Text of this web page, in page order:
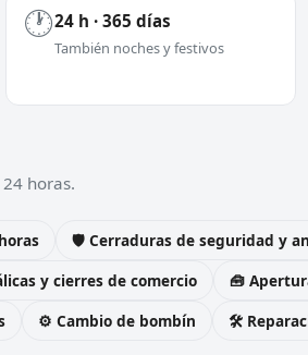
🕐24 h · 365 días
También noches y festivos
horas.
🛡️ Cerraduras de seguridad y
y cierres de comercio
🧰
⚙️ Cambio de bombín
🛠️